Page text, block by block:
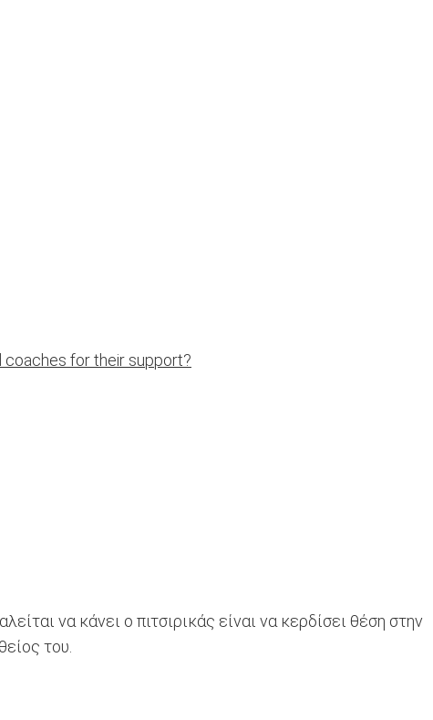
coaches for their support?
να κάνει ο πιτσιρικάς είναι να κερδίσει θέση στην
του.